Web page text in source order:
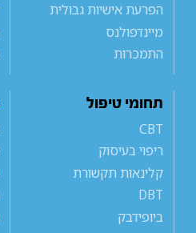
הפרעת אישיות גבולית
מיינדפולנס
התמכרות
תחומי טיפול
CBT
ריפוי בעיסוק
קלינאות תקשורת
DBT
ביופידבק